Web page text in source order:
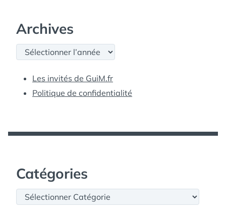
Archives
Archives
Les invités de GuiM.fr
Politique de confidentialité
Catégories
Catégories